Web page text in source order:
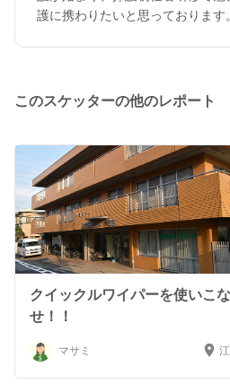
護に携わりたいと思っております。
このスケッターの他のレポート
クイックルワイパーを使いこな
せ！！
マサミ